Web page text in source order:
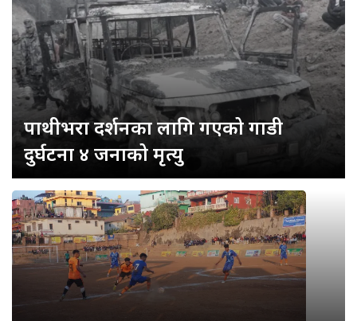
पाथीभरा दर्शनका लागि गएको गाडी
दुर्घटना ४ जनाको मृत्यु